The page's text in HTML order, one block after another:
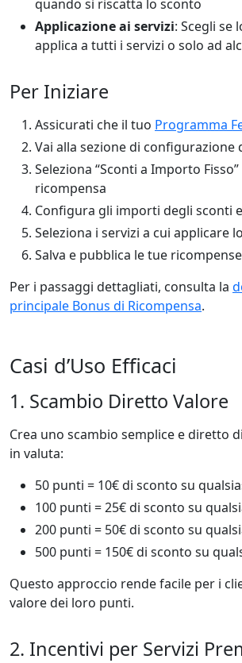
quando si riscatta lo sconto
Applicazione ai servizi: Scegli se
applica a tutti i servizi o solo ad
Per Iniziare
Assicurati che il tuo Programma
Vai alla sezione di configurazione
Seleziona “Sconti a Importo
ricompensa
Configura gli importi degli sconti
Seleziona i servizi a cui applicare
Salva e pubblica le tue ricompense
Per i passaggi dettagliati, consulta la
principale Bonus di Ricompensa.
Casi d’Uso Efficaci
1. Scambio Diretto Valore
Crea uno scambio semplice e diretto
in valuta:
50 punti = 10€ di sconto su
100 punti = 25€ di sconto su
200 punti = 50€ di sconto su
500 punti = 150€ di sconto su
Questo approccio rende facile per i
valore dei loro punti.
2. Incentivi per Servizi